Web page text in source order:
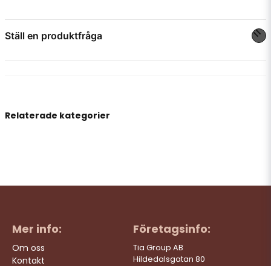
Ställ en produktfråga
Mejladress
Ja, ni får publicera min fråga
Relaterade kategorier
Mer info:
Om oss
Kontakt
Företagsinfo:
Tia Group AB
Hildedalsgatan 80